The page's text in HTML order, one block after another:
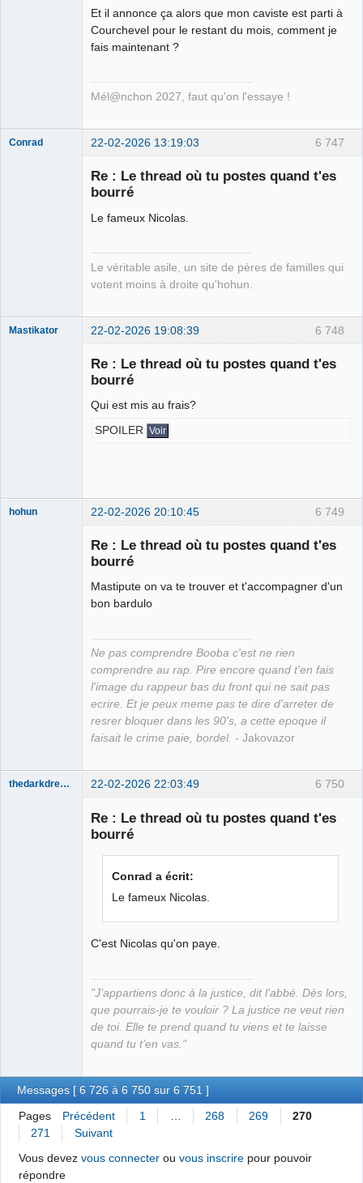
Et il annonce ça alors que mon caviste est parti à
Courchevel pour le restant du mois, comment je
fais maintenant ?
Mél@nchon 2027, faut qu'on l'essaye !
6 747
Conrad 22-02-2026 13:19:03
Re : Le thread où tu postes quand t'es
bourré
Le fameux Nicolas.
Le véritable asile, un site de pères de familles qui
votent moins à droite qu'hohun.
6 748
Mastikator 22-02-2026 19:08:39
Re : Le thread où tu postes quand t'es
bourré
Qui est mis au frais?
SPOILER
Voir
6 749
hohun 22-02-2026 20:10:45
Re : Le thread où tu postes quand t'es
bourré
Mastipute on va te trouver et t'accompagner d'un
bon bardulo
Ne pas comprendre Booba c'est ne rien
comprendre au rap. Pire encore quand t'en fais
l'image du rappeur bas du front qui ne sait pas
ecrire. Et je peux meme pas te dire d'arreter de
resrer bloquer dans les 90's, a cette epoque il
faisait le crime paie, bordel. - Jakovazor
6 750
thedarkdreamer 22-02-2026 22:03:49
Re : Le thread où tu postes quand t'es
bourré
Conrad a écrit:
Le fameux Nicolas.
C'est Nicolas qu'on paye.
"J’appartiens donc à la justice, dit l’abbé. Dès lors,
que pourrais-je te vouloir ? La justice ne veut rien
de toi. Elle te prend quand tu viens et te laisse
quand tu t’en vas."
Messages [ 6 726 à 6 750 sur 6 751 ]
Pages Précédent 1 … 268 269
270
271
Suivant
Vous devez vous connecterou vous inscrirepour pouvoir
répondre